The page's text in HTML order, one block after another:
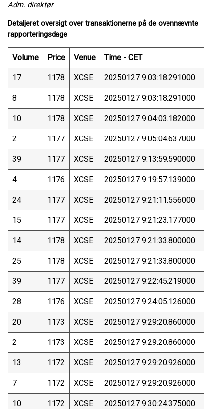
Adm. direktør
Detaljeret oversigt over transaktionerne på de ovennævnte
rapporteringsdage
Volume Price Venue Time - CET
17 1178 XCSE 20250127 9:03:18.291000
8 1178 XCSE 20250127 9:03:18.291000
10 1178 XCSE 20250127 9:04:03.182000
2 1177 XCSE 20250127 9:05:04.637000
39 1177 XCSE 20250127 9:13:59.590000
4 1176 XCSE 20250127 9:19:57.139000
24 1177 XCSE 20250127 9:21:11.556000
15 1177 XCSE 20250127 9:21:23.177000
14 1178 XCSE 20250127 9:21:33.800000
25 1178 XCSE 20250127 9:21:33.800000
39 1177 XCSE 20250127 9:22:45.219000
28 1176 XCSE 20250127 9:24:05.126000
20 1173 XCSE 20250127 9:29:20.860000
2 1173 XCSE 20250127 9:29:20.860000
13 1172 XCSE 20250127 9:29:20.926000
7 1172 XCSE 20250127 9:29:20.926000
10 1172 XCSE 20250127 9:30:24.375000